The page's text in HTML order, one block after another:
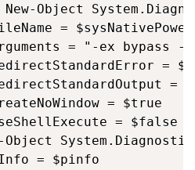
New-Object
=
= "-ex bypass -
=
=
= $true
= $false
Object
= $pinfo